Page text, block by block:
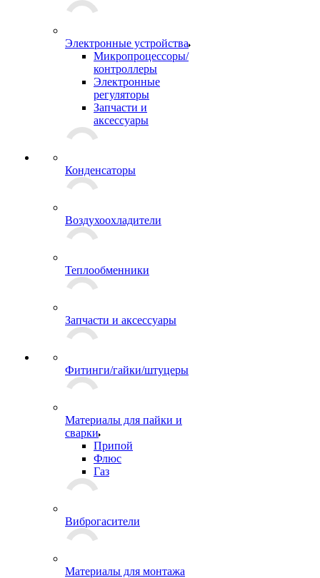
Электронные устройства
Микропроцессоры/
контроллеры
Электронные
регуляторы
Запчасти и
аксессуары
Конденсаторы
Воздухоохладители
Теплообменники
Запчасти и аксессуары
Фитинги/гайки/штуцеры
Материалы для пайки и
сварки
Припой
Флюс
Газ
Виброгасители
Материалы для монтажа